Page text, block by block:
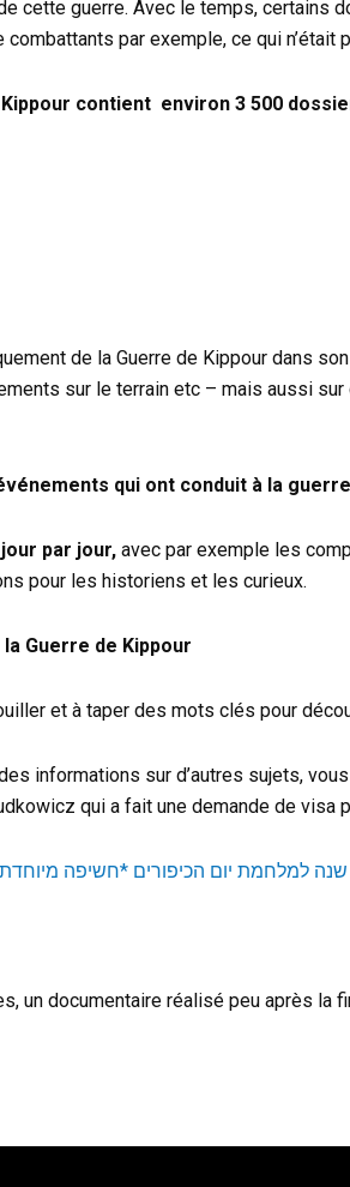
cette guerre. Avec le temps, certains
par exemple, ce qui n’était
contient environ 3 500
de la Guerre de Kippour dans
sur le terrain etc – mais aussi
qui ont conduit à la guerre
par jour, avec par exemple les
pour les historiens et les curieux.
Guerre de Kippour
et à taper des mots clés pour
informations sur d’autres sujets,
qui a fait une demande de visa
un documentaire réalisé peu après la